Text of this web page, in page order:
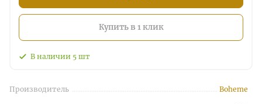
Купить в 1 клик
В наличии 5 шт
Производитель Boheme